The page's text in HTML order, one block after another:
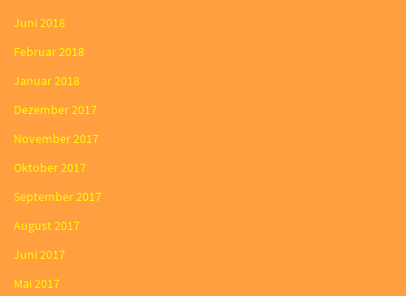
Juni 2018
Februar 2018
Januar 2018
Dezember 2017
November 2017
Oktober 2017
September 2017
August 2017
Juni 2017
Mai 2017